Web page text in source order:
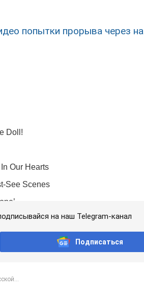
попытки прорыва через на
на наш Telegram-канал
Подписаться